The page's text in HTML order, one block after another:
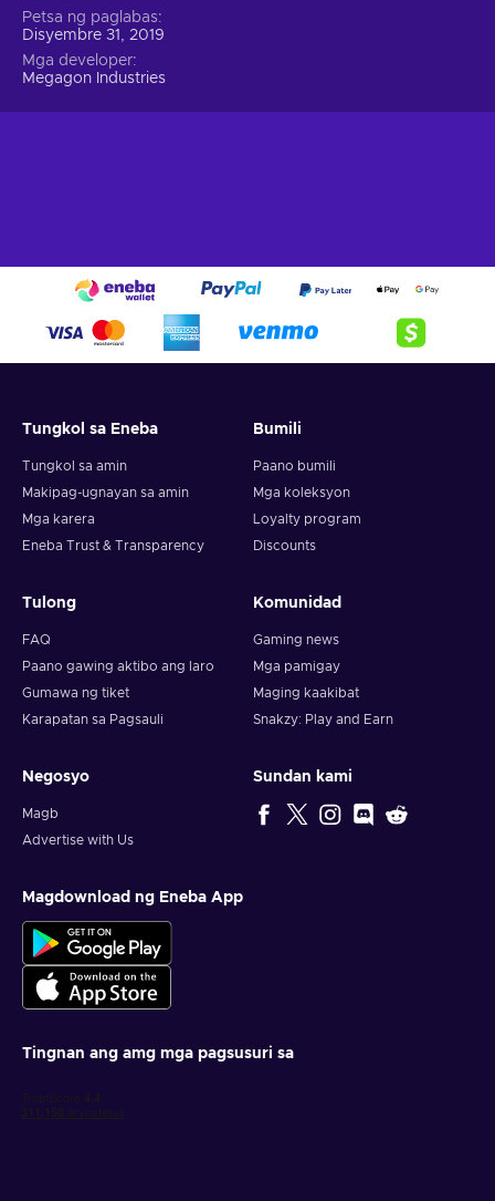
Petsa ng paglabas
Disyembre 31, 2019
Mga developer
Megagon Industries
Tungkol sa Eneba
Tungkol sa amin
Makipag-ugnayan sa amin
Mga karera
Eneba Trust & Transparency
Bumili
Paano bumili
Mga koleksyon
Loyalty program
Discounts
Tulong
FAQ
Paano gawing aktibo ang laro
Gumawa ng tiket
Karapatan sa Pagsauli
Komunidad
Gaming news
Mga pamigay
Maging kaakibat
Snakzy: Play and Earn
Negosyo
Magb
Advertise with Us
Sundan kami
Magdownload ng Eneba App
Tingnan ang amg mga pagsusuri sa